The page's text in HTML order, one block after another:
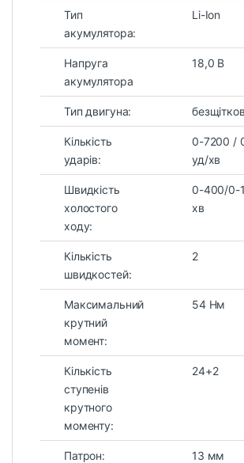
Тип
акумулятора:
Li-Ion
Напруга
акумулятора
18,0 В
Тип двигуна:
Кількість
ударів:
0-7200 /
уд/хв
Швидкість
холостого
ходу:
0-400/0-
хв
Кількість
швидкостей:
2
Максимальний
крутний
момент:
54 Нм
Кількість
ступенів
крутного
моменту:
24+2
Патрон: 13 мм